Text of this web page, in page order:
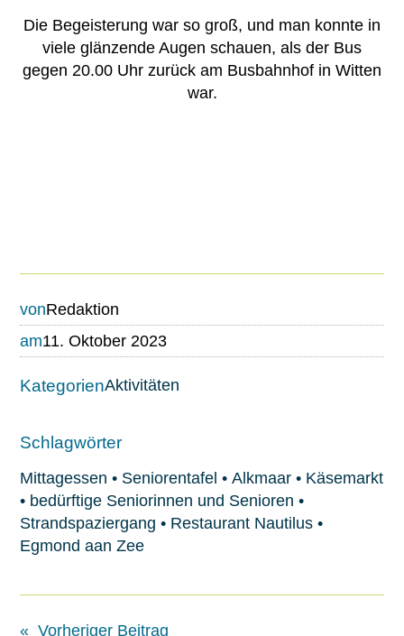
Die Begeisterung war so groß, und man konnte in
viele glänzende Augen schauen, als der Bus
gegen 20.00 Uhr zurück am Busbahnhof in Witten
war.
vonRedaktion
am11. Oktober 2023
KategorienAktivitäten
Schlagwörter
Mittagessen • Seniorentafel • Alkmaar• Käsemarkt
• bedürftige Seniorinnen und Senioren •
Strandspaziergang • Restaurant Nautilus•
Egmond aan Zee
« Vorheriger Beitrag